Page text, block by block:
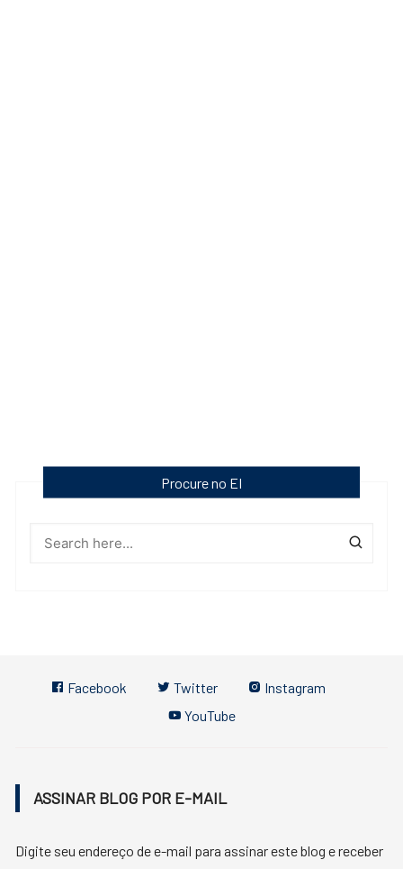
Procure no EI
Facebook Twitter
Instagram
YouTube
ASSINAR BLOG POR E-MAIL
Digite seu endereço de e-mail para assinar este blog e receber